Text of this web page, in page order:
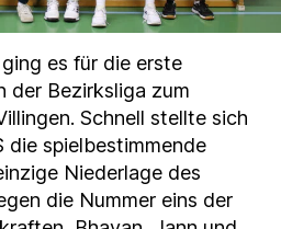
es für die erste
der Bezirksliga zum
Schnell stellte sich
die spielbestimmende
Niederlage des
die Nummer eins der